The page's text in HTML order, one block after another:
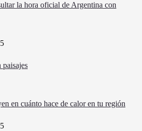
la hora oficial de Argentina con
en cuánto hace de calor en tu región